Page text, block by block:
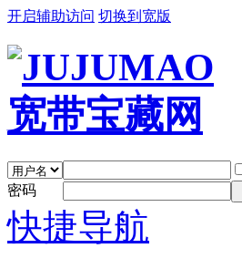
开启辅助访问 切换到宽版
密码
快捷导航